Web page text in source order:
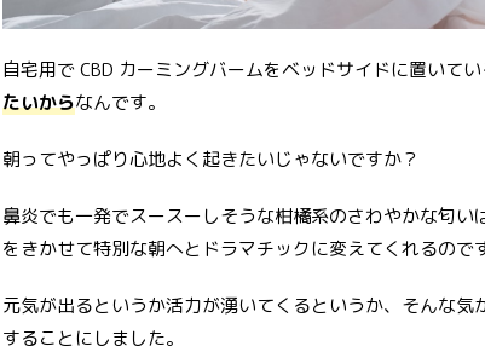
自宅用で CBD カーミングバームをベッドサイドに置いてい
たいからなんです。
朝ってやっぱり心地よく起きたいじゃないですか？
鼻炎でも一発でスースーしそうな柑橘系のさわやかな匂い
をきかせて特別な朝へとドラマチックに変えてくれるので
元気が出るというか活力が湧いてくるというか、そんな気
することにしました。